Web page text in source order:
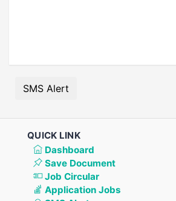
SMS Alert
QUICK LINK
Dashboard
Save Document
Job Circular
Application Jobs